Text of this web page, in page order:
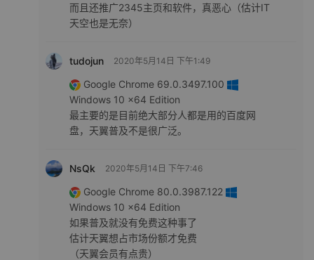
而且还推广2345主页和软件，真恶心（估计IT
天空也是无奈）
tudojun 2020年5月14日 下午1:49
Google Chrome 69.0.3497.100
Windows 10 x64 Edition
最主要的是目前绝大部分人都是用的百度网
盘，天翼普及不是很广泛。
NsQk 2020年5月14日 下午7:46
Google Chrome 80.0.3987.122
Windows 10 x64 Edition
如果普及就没有免费这种事了
估计天翼想占市场份额才免费
（天翼会员有点贵）